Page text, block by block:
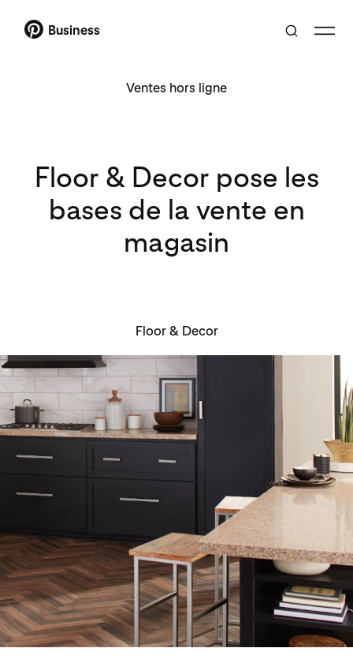
Business
Ventes hors ligne
Floor & Decor pose les
bases de la vente en
magasin
Floor & Decor